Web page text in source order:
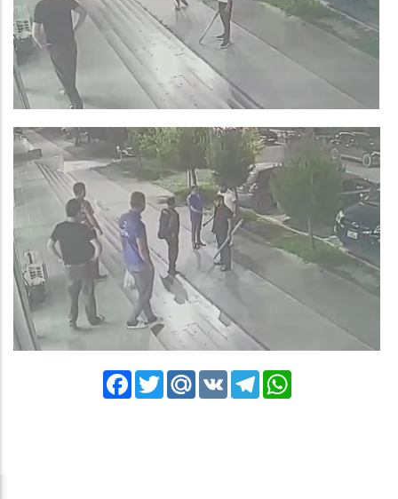
FacebookTwitterMail.RuVK Telegram